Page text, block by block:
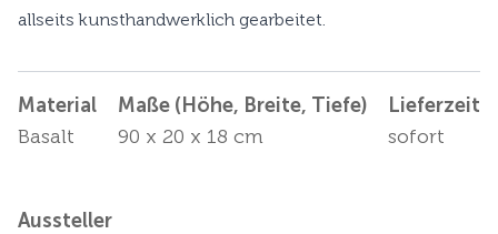
allseits kunsthandwerklich gearbeitet.
Material
Basalt
Maße (Höhe, Breite, Tiefe)
90 x 20 x 18 cm
Lieferzeit
sofort
Aussteller